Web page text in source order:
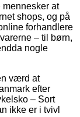
at
shops, og på
forhandlere
– til børn,
nogle
værd at
efter
– Sort
ikke er i tvivl